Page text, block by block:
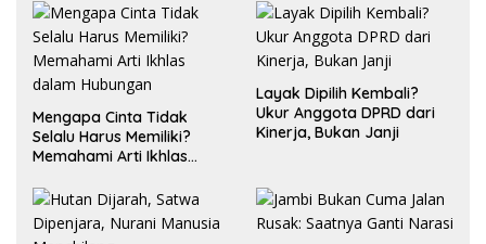
Mengapa Cinta Tidak
Selalu Harus Memiliki?
Memahami Arti Ikhlas
Layak Dipilih Kembali?
Ukur Anggota DPRD dari
Kinerja, Bukan Janji